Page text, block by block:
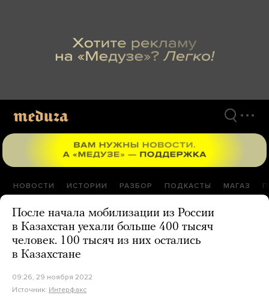
НОВОСТИ ИСТОРИИ РАЗБОР ПОДКАСТЫ МАГАЗ
После начала мобилизации из России
в Казахстан уехали больше 400 тысяч
человек. 100 тысяч из них остались
в Казахстане
09:26, 29 ноября 2022
Источник: Интерфакс